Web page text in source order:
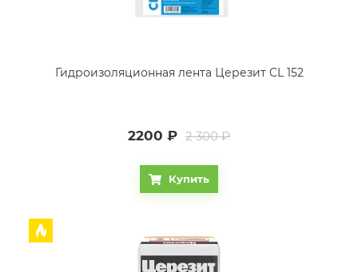
Гидроизоляционная лента Церезит CL 152
2200 ₽ 2 300 ₽
Купить